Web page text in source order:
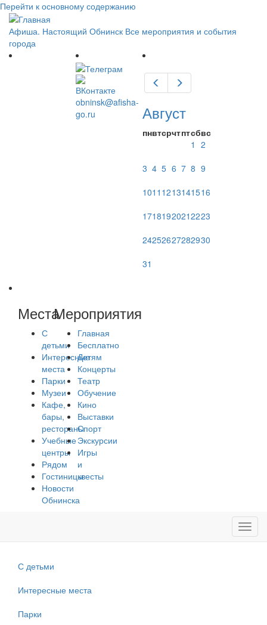
Перейти к основному содержанию
Афиша. Настоящий Обнинск Все мероприятия и события
города
obninsk@afisha-
go.ru
Предыдущий
Август
пнвтсрчтптсбвс
1 2
3 4 5 6 7 8 9
1011 1213141516
17181920212223
24252627282930
31
Места
С
детьми
Интересные
места
Парки
Музеи
Кафе,
бары,
рестораны
Учебные
центры
Рядом
Гостиницы
Новости
Обнинска
Мероприятия
Главная
Бесплатно
Детям
Концерты
Театр
Обучение
Кино
Выставки
Спорт
Экскурсии
Игры
и
квесты
С детьми
Интересные места
Парки